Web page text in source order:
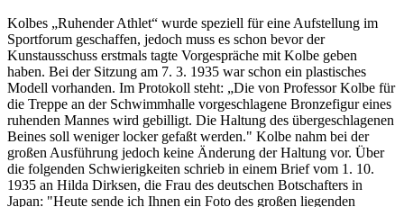
Kolbes „Ruhender Athlet“ wurde speziell für eine Aufstellung im
Sportforum geschaffen, jedoch muss es schon bevor der
Kunstausschuss erstmals tagte Vorgespräche mit Kolbe geben
haben. Bei der Sitzung am 7. 3. 1935 war schon ein plastisches
Modell vorhanden. Im Protokoll steht: „Die von Professor Kolbe für
die Treppe an der Schwimmhalle vorgeschlagene Bronzefigur eines
ruhenden Mannes wird gebilligt. Die Haltung des übergeschlagenen
Beines soll weniger locker gefaßt werden." Kolbe nahm bei der
großen Ausführung jedoch keine Änderung der Haltung vor. Über
die folgenden Schwierigkeiten schrieb in einem Brief vom 1. 10.
1935 an Hilda Dirksen, die Frau des deutschen Botschafters in
Japan: "Heute sende ich Ihnen ein Foto des großen liegenden